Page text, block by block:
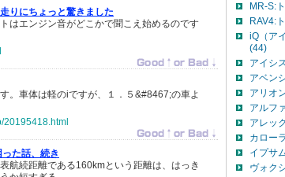
りにちょっと驚きました
はエンジン音がどこかで聞こえ始めるのです
。車体は軽のiですが、１．５&#8467;の車よ
20195418.html
た話、続き
航続距離である160kmという距離は、はっき
MR-S:
RAV4:
iQ（ア
(44)
アイシ
アベン
アリオ
アルフ
アレッ
カロー
イプサ
ヴォク